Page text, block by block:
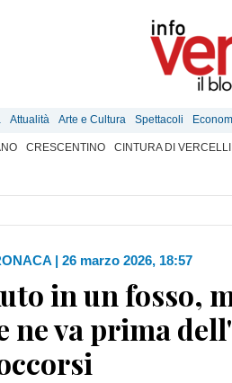
Attualità Arte e Cultura Spettacoli
CRESCENTINO
CINTURA DI VERCELLI
| 26 marzo 2026, 18:57
in un fosso,
ne va prima